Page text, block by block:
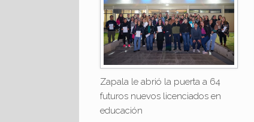
Zapala le abrió la puerta a 64
futuros nuevos licenciados en
educación